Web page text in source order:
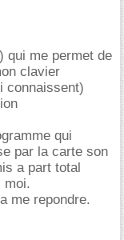
qui me permet de
clavier
connaissent)
qui
par la carte son
a part total
moi.
me repondre.